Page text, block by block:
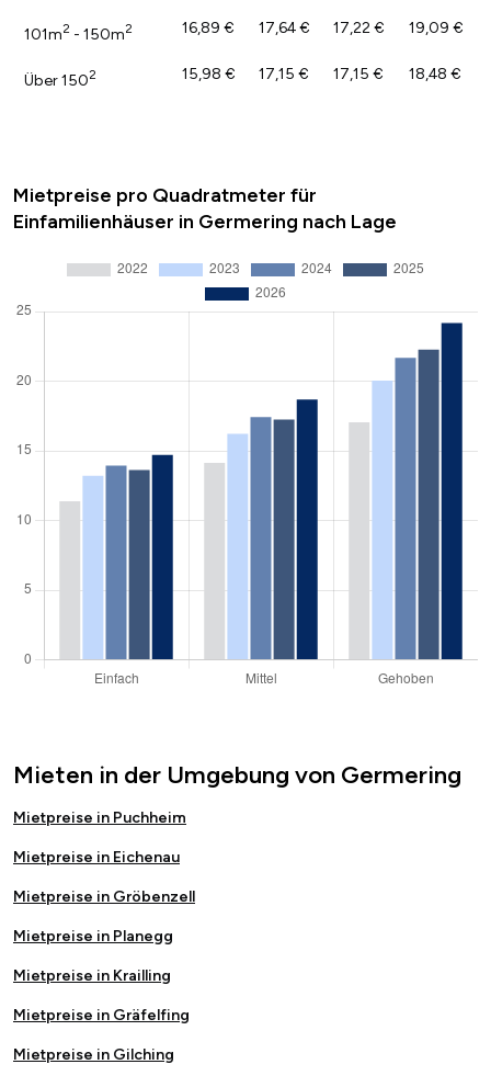
101m2 - 150m2 16,89 € 17,64 € 17,22 € 19,09 €
Über 1502 15,98 € 17,15 € 17,15 € 18,48 €
Mietpreise pro Quadratmeter für
Einfamilienhäuser in Germering nach Lage
Mieten in der Umgebung von Germering
Mietpreise in Puchheim
Mietpreise in Eichenau
Mietpreise in Gröbenzell
Mietpreise in Planegg
Mietpreise in Krailling
Mietpreise in Gräfelfing
Mietpreise in Gilching